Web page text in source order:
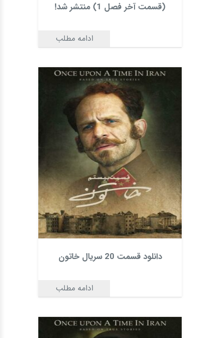
(قسمت آخر فصل 1) منتشر شد!
ادامه مطلب
دانلود قسمت 20 سریال خاتون
ادامه مطلب